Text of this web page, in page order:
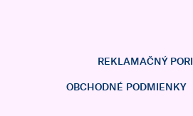
REKLAMAČNÝ
OBCHODNÉ PODMIENKY